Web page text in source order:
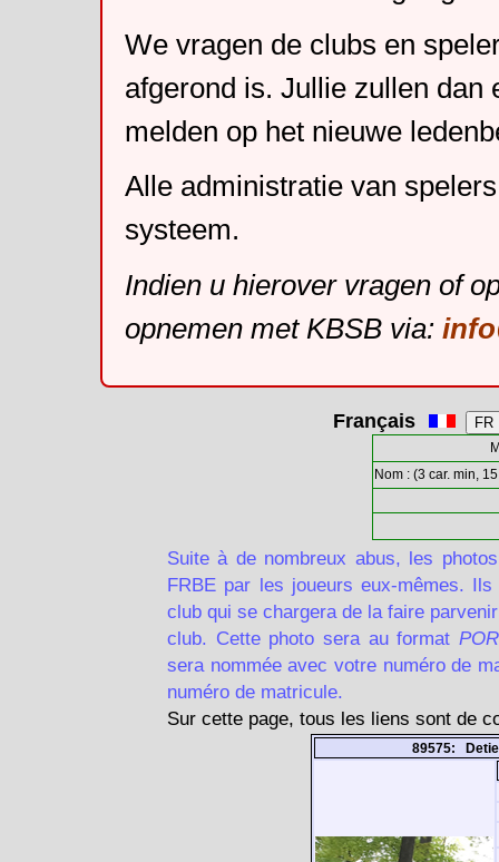
We vragen de clubs en
afgerond is. Jullie zullen dan
melden op het nieuwe
Alle administratie van
systeem.
Indien u hierover vragen of
opnemen met KBSB via:
Français
Nom : (3 car. min,
Suite à de nombreux abus, les
FRBE par les joueurs eux-mêmes.
club qui se chargera de la faire
club. Cette photo sera au format
sera nommée avec votre numéro de
numéro de matricule.
Sur cette page, tous les liens sont de
89575: